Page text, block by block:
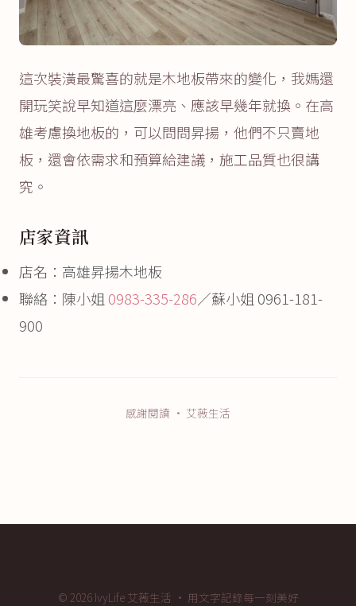
這次裝潢最驚喜的就是木地板帶來的變化，我媽還
開玩笑說早知道這麼漂亮、應該早幾年就換。在高
雄考慮換地板的，可以問問昇揚，他們不只賣地
板，還會依需求和預算給建議，施工品質也很講
究。
店家資訊
店名：高雄昇揚木地板
聯絡：陳小姐 0983-335-286／蘇小姐 0961-181-
900
感謝閱讀 · 艾薇生活
© 2026 IvyLife 艾薇生活 · 用文字記錄每一刻美好